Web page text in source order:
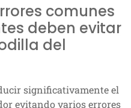
comunes
deben evitar
del
significativamente el
evitando varios errores